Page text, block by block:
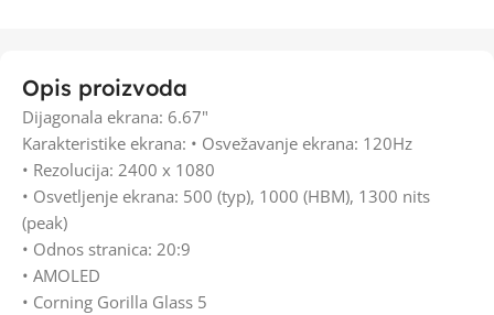
Opis proizvoda
Dijagonala ekrana: 6.67"
Karakteristike ekrana: • Osvežavanje ekrana: 120Hz
• Rezolucija: 2400 x 1080
• Osvetljenje ekrana: 500 (typ), 1000 (HBM), 1300 nits
(peak)
• Odnos stranica: 20:9
• AMOLED
• Corning Gorilla Glass 5